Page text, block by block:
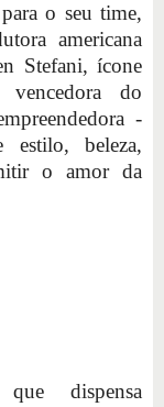
o seu time,
americana
Stefani, ícone
vencedora do
-
estilo, beleza,
o amor da
dispensa